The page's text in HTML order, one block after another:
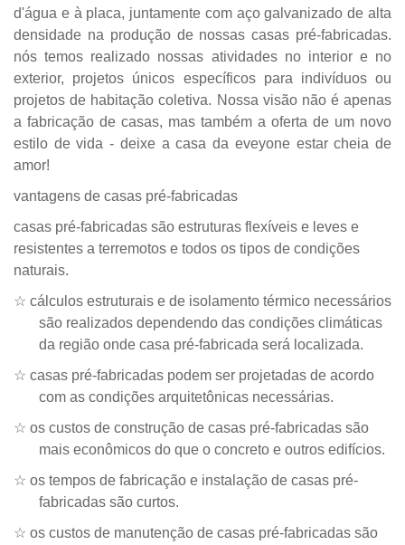
d'água e à placa, juntamente com aço galvanizado de alta
densidade na produção de nossas casas pré-fabricadas.
nós temos realizado nossas atividades no interior e no
exterior, projetos únicos específicos para indivíduos ou
projetos de habitação coletiva. Nossa visão não é apenas
a fabricação de casas, mas também a oferta de um novo
estilo de vida - deixe a casa da eveyone estar cheia de
amor!
vantagens de casas pré-fabricadas
casas pré-fabricadas são estruturas flexíveis e leves e
resistentes a terremotos e todos os tipos de condições
naturais.
☆ cálculos estruturais e de isolamento térmico necessários
são realizados dependendo das condições climáticas
da região onde casa pré-fabricada será localizada.
☆ casas pré-fabricadas podem ser projetadas de acordo
com as condições arquitetônicas necessárias.
☆ os custos de construção de casas pré-fabricadas são
mais econômicos do que o concreto e outros edifícios.
☆ os tempos de fabricação e instalação de casas pré-
fabricadas são curtos.
☆ os custos de manutenção de casas pré-fabricadas são